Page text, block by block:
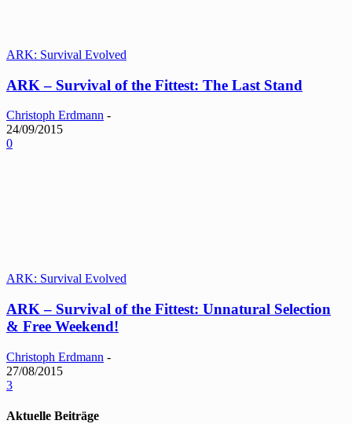
ARK: Survival Evolved
ARK – Survival of the Fittest: The Last Stand
Christoph Erdmann -
24/09/2015
0
ARK: Survival Evolved
ARK – Survival of the Fittest: Unnatural Selection
& Free Weekend!
Christoph Erdmann -
27/08/2015
3
Aktuelle Beiträge